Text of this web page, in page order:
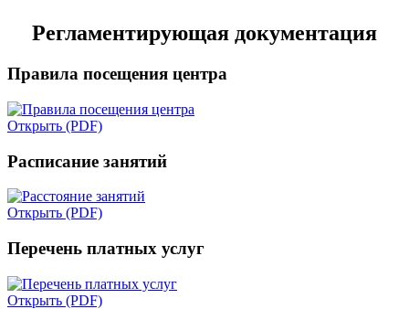
Регламентирующая документация
Правила посещения центра
Открыть (PDF)
Расписание занятий
Открыть (PDF)
Перечень платных услуг
Открыть (PDF)